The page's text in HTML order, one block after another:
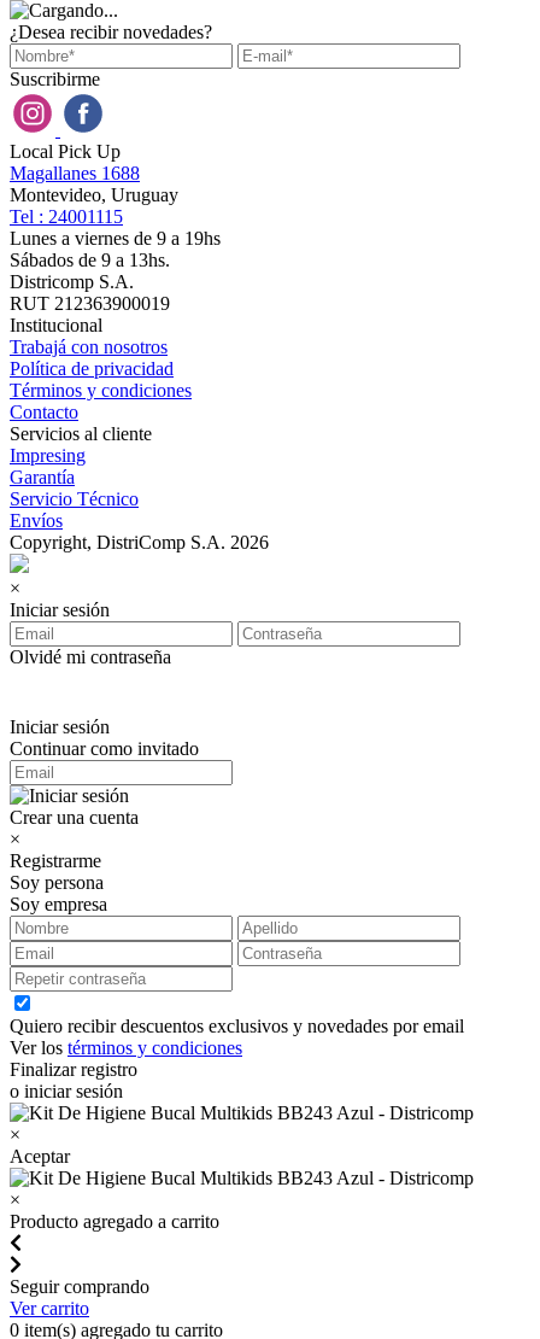
¿Desea recibir novedades?
Suscribirme
Local Pick Up
Magallanes 1688
Montevideo, Uruguay
Tel : 24001115
Lunes a viernes de 9 a 19hs
Sábados de 9 a 13hs.
Districomp S.A.
RUT 212363900019
Institucional
Trabajá con nosotros
Política de privacidad
Términos y condiciones
Contacto
Servicios al cliente
Impresing
Garantía
Servicio Técnico
Envíos
Copyright, DistriComp S.A. 2026
×
Iniciar sesión
Olvidé mi contraseña
Iniciar sesión
Continuar como invitado
Crear una cuenta
×
Registrarme
Soy persona
Soy empresa
Quiero recibir descuentos exclusivos y novedades por email
Ver los términos y condiciones
Finalizar registro
o iniciar sesión
×
Aceptar
×
Producto agregado a carrito
Seguir comprando
Ver carrito
0 item(s) agregado tu carrito